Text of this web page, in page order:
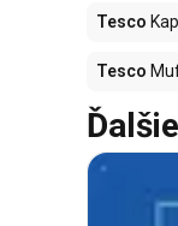
Tesco
Tesco